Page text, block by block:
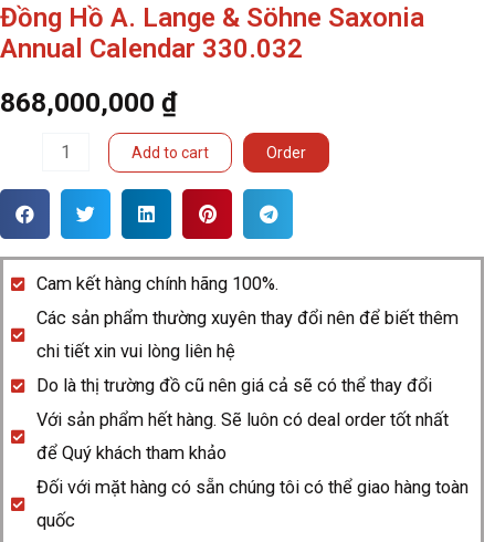
Đồng Hồ A. Lange & Söhne Saxonia
Annual Calendar 330.032
868,000,000 ₫
Söhne
Saxonia
Annual
Calendar
330.032
quantity
Add to cart Order
Cam kết hàng chính hãng 100%.
Các sản phẩm thường xuyên thay đổi nên để biết thêm
chi tiết xin vui lòng liên hệ
Do là thị trường đồ cũ nên giá cả sẽ có thể thay đổi
Với sản phẩm hết hàng. Sẽ luôn có deal order tốt nhất
để Quý khách tham khảo
Đối với mặt hàng có sẵn chúng tôi có thể giao hàng toàn
quốc